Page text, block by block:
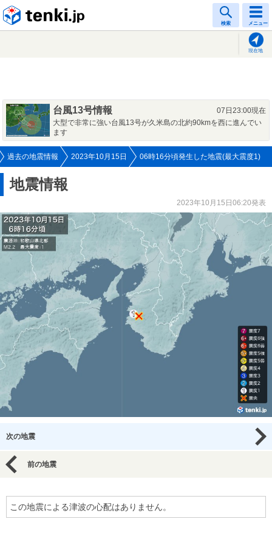
検索 メニュー
現在地
台風13号情報
07日23:00現在
大型で非常に強い台風13号が久米島の北約90kmを西に進んでい
ます
過去の地震情報 2023年10月15日 06時16分頃発生した地震(最大震度1)
地震情報
2023年10月15日06:20発表
次の地震
前の地震
この地震による津波の心配はありません。